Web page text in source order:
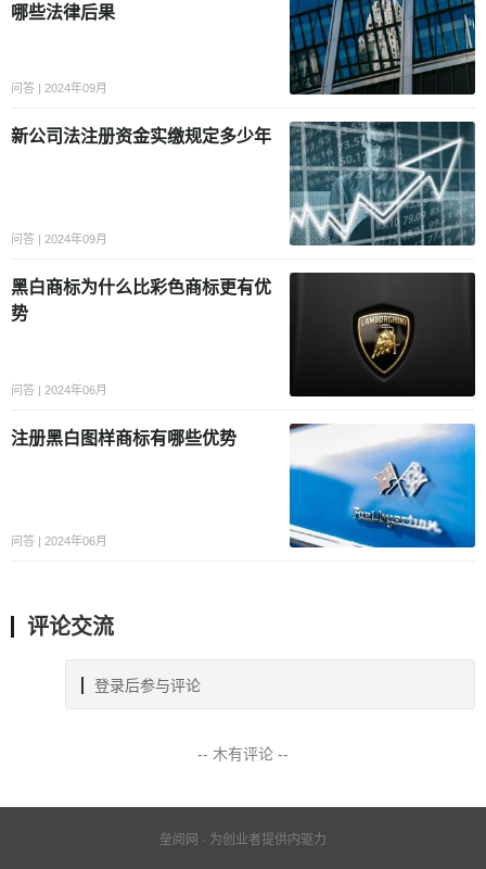
哪些法律后果
问答 | 2024年09月
新公司法注册资金实缴规定多少年
问答 | 2024年09月
黑白商标为什么比彩色商标更有优
势
问答 | 2024年06月
注册黑白图样商标有哪些优势
问答 | 2024年06月
评论交流
登录后参与评论
-- 木有评论 --
垒阅网 · 为创业者提供内驱力